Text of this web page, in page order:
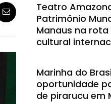
Teatro
Patrimônio
Manaus na
cultural
Marinha do
oportunidade
de pirarucu em